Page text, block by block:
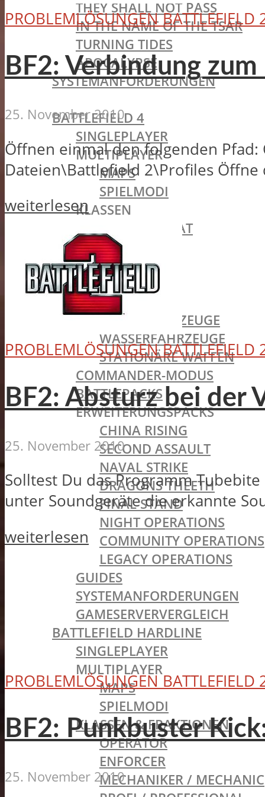
THEY SHALL NOT PASS
IN THE NAME OF THE TSAR
TURNING TIDES
APOCALYPSE
SYSTEMANFORDERUNGEN
BATTLEFIELD 4
SINGLEPLAYER
MULTIPLAYER
MAPS
SPIELMODI
KLASSEN
STURMSOLDAT
PIONIER
VERSORGER
AUFKLÄRER
FAHRZEUGE
BODENFAHRZEUGE
WASSERFAHRZEUGE
STATIONÄRE WAFFEN
COMMANDER-MODUS
BATTLEPACKS
ERWEITERUNGSPACKS
CHINA RISING
SECOND ASSAULT
NAVAL STRIKE
DRAGONS THEETH
FINAL STAND
NIGHT OPERATIONS
COMMUNITY OPERATIONS
LEGACY OPERATIONS
GUIDES
SYSTEMANFORDERUNGEN
GAMESERVERVERGLEICH
BATTLEFIELD HARDLINE
SINGLEPLAYER
MULTIPLAYER
MAPS
SPIELMODI
KLASSEN & FRAKTIONEN
OPERATOR
ENFORCER
MECHANIKER / MECHANIC
PROBLEMLÖSUNGEN BATTLEFIELD
BF2: Verbindung
25. November 2010
Öffnen einmal den folgenden
Dateien\Battlefield 2\Profiles Öffne
weiterlesen
PROBLEMLÖSUNGEN BATTLEFIELD
BF2: Absturz bei der
25. November 2010
Solltest Du das Programm
unter Soundgeräte die erkannte
weiterlesen
PROBLEMLÖSUNGEN BATTLEFIELD
BF2: Punkbuster
25. November 2010